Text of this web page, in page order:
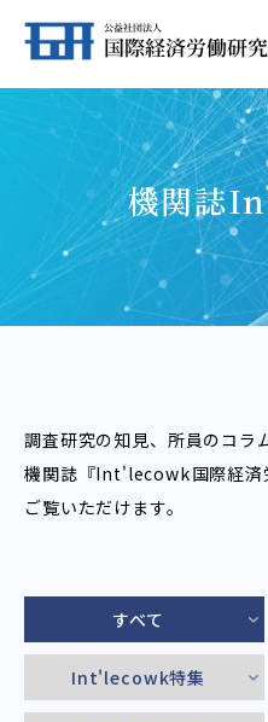
機関誌
調査研究の知見、所員のコラ
機関誌『Int'lecowk――国際経
ご覧いただけます。
すべて
Int'lecowk特集